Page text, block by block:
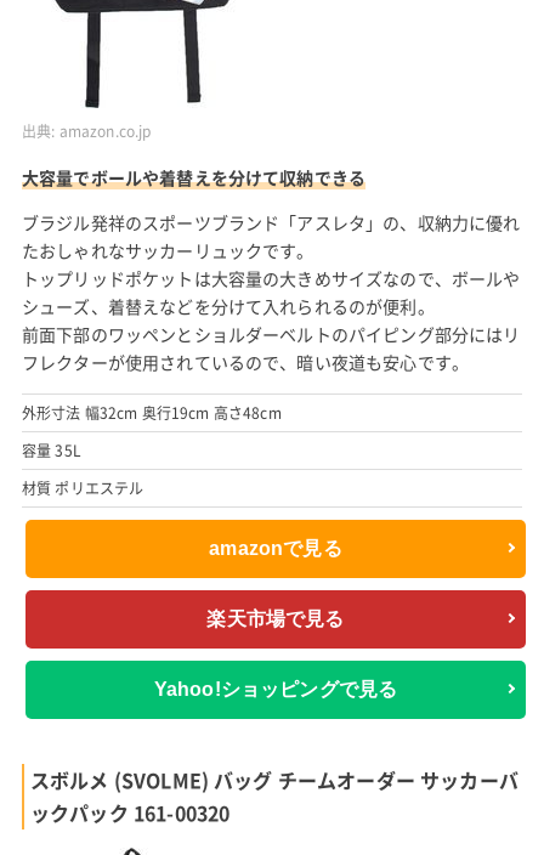
出典: amazon.co.jp
大容量でボールや着替えを分けて収納できる
ブラジル発祥のスポーツブランド「アスレタ」の、収納力に優れ
たおしゃれなサッカーリュックです。
トップリッドポケットは大容量の大きめサイズなので、ボールや
シューズ、着替えなどを分けて入れられるのが便利。
前面下部のワッペンとショルダーベルトのパイピング部分にはリ
フレクターが使用されているので、暗い夜道も安心です。
外形寸法 幅32cm 奥行19cm 高さ48cm
容量 35L
材質 ポリエステル
amazonで見る
楽天市場で見る
Yahoo!ショッピングで見る
スボルメ (SVOLME) バッグ チームオーダー サッカーバ
ックパック 161-00320